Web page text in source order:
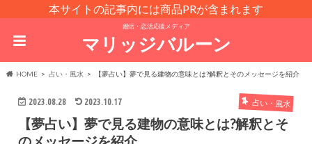
本サイトの記事内には商品PRが含まれます
婚活・恋活応援メディア
マリッジバルーン
HOME 占い・風水 【夢占い】夢で見る建物の意味とは?解釈とそのメッセージを紹介
2023.08.28 2023.10.17 占い・風水
【夢占い】夢で見る建物の意味とは?解釈とそ